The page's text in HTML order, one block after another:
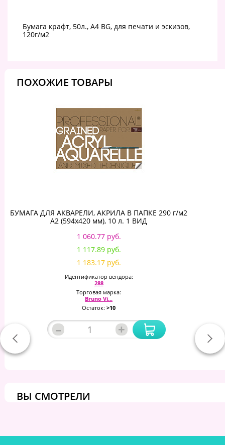
Бумага крафт, 50л., А4 BG, для печати и эскизов,
120г/м2
ПОХОЖИЕ ТОВАРЫ
БУМАГА ДЛЯ АКВАРЕЛИ, АКРИЛА В ПАПКЕ 290 г/м2
А2 (594х420 мм), 10 л. 1 ВИД
1 060.77 руб.
1 117.89 руб.
1 183.17 руб.
Идентификатор вендора:
288
Торговая марка:
Bruno Vi...
Остаток: >10
– +
ВЫ СМОТРЕЛИ